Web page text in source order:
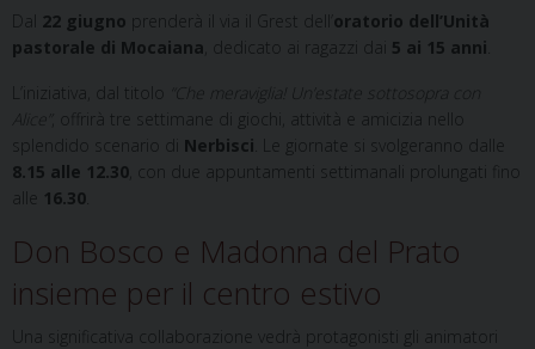
Dal 22 giugno prenderà il via il Grest dell’ oratorio dell’Unità
pastorale di Mocaiana , dedicato ai ragazzi dai 5 ai 15 anni
L’iniziativa, dal titolo
, offrirà tre settimane di giochi, attività e amicizia nello
splendido scenario di Nerbisci . Le giornate si svolgeranno dalle
8.15 alle 12.30 , con due appuntamenti settimanali prolungati fino
alle
16.30
Don Bosco e Madonna del Prato
insieme per il centro estivo
Una significativa collaborazione vedrà protagonisti gli animatori